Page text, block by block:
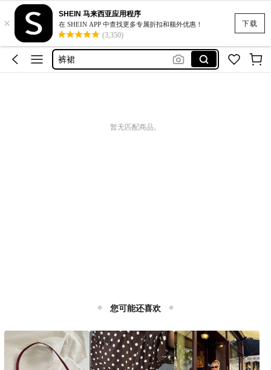
下载
×
SHEIN 马来西亚应用程序
在 SHEIN APP 中查找更多专属折扣和额外优惠！
(3,350)
黑色短裤女生
复古连衣裙
裤裙
暂无匹配商品。
您可能还喜欢